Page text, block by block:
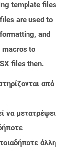
template files
are used to
and
macros to
files then.
από
να μετατρέψει
άλλη